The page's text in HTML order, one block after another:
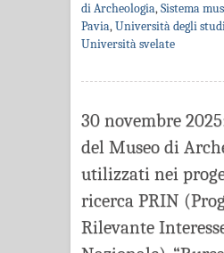
di Archeologia,Sistema
Pavia,Università degli
Università svelate
30 novembre
del Museo di
utilizzati nei
ricerca PRIN
Rilevante